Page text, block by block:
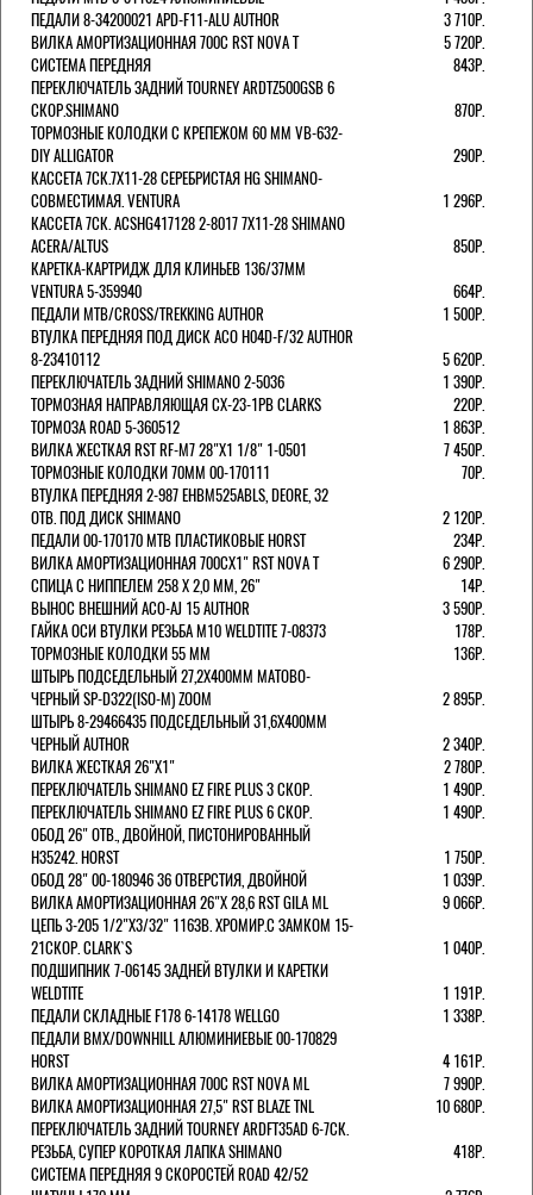
ПЕДАЛИ 8-34200021 APD-F11-ALU AUTHOR
3 710Р.
ВИЛКА АМОРТИЗАЦИОННАЯ 700С RST NOVA T
5 720Р.
СИСТЕМА ПЕРЕДНЯЯ
843Р.
ПЕРЕКЛЮЧАТЕЛЬ ЗАДНИЙ TOURNEY ARDTZ500GSB 6
СКОР.SHIMANO
870Р.
ТОРМОЗНЫЕ КОЛОДКИ С КРЕПЕЖОМ 60 ММ VB-632-
DIY ALLIGATOR
290Р.
КАССЕТА 7СК.7Х11-28 СЕРЕБРИСТАЯ HG SHIMANO-
СОВМЕСТИМАЯ. VENTURA
1 296Р.
КАССЕТА 7СК. ACSHG417128 2-8017 7Х11-28 SHIMANO
ACERA/ALTUS
850Р.
КАРЕТКА-КАРТРИДЖ ДЛЯ КЛИНЬЕВ 136/37ММ
VENTURA 5-359940
664Р.
ПЕДАЛИ MTB/CROSS/TREKKING AUTHOR
1 500Р.
ВТУЛКА ПЕРЕДНЯЯ ПОД ДИСК ACO H04D-F/32 AUTHOR
8-23410112
5 620Р.
ПЕРЕКЛЮЧАТЕЛЬ ЗАДНИЙ SHIMANO 2-5036
1 390Р.
ТОРМОЗНАЯ НАПРАВЛЯЮЩАЯ CX-23-1PB CLARKS
220Р.
ТОРМОЗА ROAD 5-360512
1 863Р.
ВИЛКА ЖЕСТКАЯ RST RF-M7 28"Х1 1/8" 1-0501
7 450Р.
ТОРМОЗНЫЕ КОЛОДКИ 70ММ 00-170111
70Р.
ВТУЛКА ПЕРЕДНЯЯ 2-987 EHBM525ABLS, DEORE, 32
ОТВ. ПОД ДИСК SHIMANO
2 120Р.
ПЕДАЛИ 00-170170 МТВ ПЛАСТИКОВЫЕ HORST
234Р.
ВИЛКА АМОРТИЗАЦИОННАЯ 700СХ1" RST NOVA T
6 290Р.
СПИЦА С НИППЕЛЕМ 258 Х 2,0 ММ, 26"
14Р.
ВЫНОС ВНЕШНИЙ ACO-AJ 15 AUTHOR
3 590Р.
ГАЙКА ОСИ ВТУЛКИ РЕЗЬБА М10 WELDTITE 7-08373
178Р.
ТОРМОЗНЫЕ КОЛОДКИ 55 ММ
136Р.
ШТЫРЬ ПОДСЕДЕЛЬНЫЙ 27,2Х400ММ МАТОВО-
ЧЕРНЫЙ SP-D322(ISO-M) ZOOM
2 895Р.
ШТЫРЬ 8-29466435 ПОДСЕДЕЛЬНЫЙ 31,6X400ММ
ЧЕРНЫЙ AUTHOR
2 340Р.
ВИЛКА ЖЕСТКАЯ 26"Х1"
2 780Р.
ПЕРЕКЛЮЧАТЕЛЬ SHIMANO EZ FIRE PLUS 3 СКОР.
1 490Р.
ПЕРЕКЛЮЧАТЕЛЬ SHIMANO EZ FIRE PLUS 6 СКОР.
1 490Р.
ОБОД 26" ОТВ., ДВОЙНОЙ, ПИСТОНИРОВАННЫЙ
H35242. HORST
1 750Р.
ОБОД 28" 00-180946 36 ОТВЕРСТИЯ, ДВОЙНОЙ
1 039Р.
ВИЛКА АМОРТИЗАЦИОННАЯ 26"Х 28,6 RST GILA ML
9 066Р.
ЦЕПЬ 3-205 1/2"X3/32" 116ЗВ. ХРОМИР.С ЗАМКОМ 15-
21СКОР. CLARK`S
1 040Р.
ПОДШИПНИК 7-06145 ЗАДНЕЙ ВТУЛКИ И КАРЕТКИ
WELDTITE
1 191Р.
ПЕДАЛИ СКЛАДНЫЕ F178 6-14178 WELLGO
1 338Р.
ПЕДАЛИ BMX/DOWNHILL АЛЮМИНИЕВЫЕ 00-170829
HORST
4 161Р.
ВИЛКА АМОРТИЗАЦИОННАЯ 700С RST NOVA ML
7 990Р.
ВИЛКА АМОРТИЗАЦИОННАЯ 27,5" RST BLAZE TNL
10 680Р.
ПЕРЕКЛЮЧАТЕЛЬ ЗАДНИЙ TOURNEY ARDFT35AD 6-7СК.
РЕЗЬБА, СУПЕР КОРОТКАЯ ЛАПКА SHIMANO
418Р.
СИСТЕМА ПЕРЕДНЯЯ 9 СКОРОСТЕЙ ROAD 42/52